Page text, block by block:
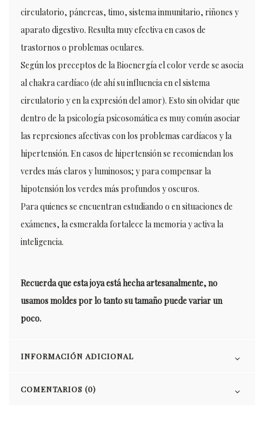
circulatorio, páncreas, timo, sistema inmunitario, riñones y
aparato digestivo. Resulta muy efectiva en casos de
trastornos o problemas oculares.
Según los preceptos de la Bioenergía el color verde se asocia
al chakra cardíaco (de ahí su influencia en el sistema
circulatorio y en la expresión del amor). Esto sin olvidar que
dentro de la psicología psicosomática es muy común asociar
las represiones afectivas con los problemas cardíacos y la
hipertensión. En casos de hipertensión se recomiendan los
verdes más claros y luminosos; y para compensar la
hipotensión los verdes más profundos y oscuros.
Para quienes se encuentran estudiando o en situaciones de
exámenes, la esmeralda fortalece la memoria y activa la
inteligencia.
Recuerda que esta joya está hecha artesanalmente, no
usamos moldes por lo tanto su tamaño puede variar un
poco.
INFORMACIÓN ADICIONAL
COMENTARIOS (0)